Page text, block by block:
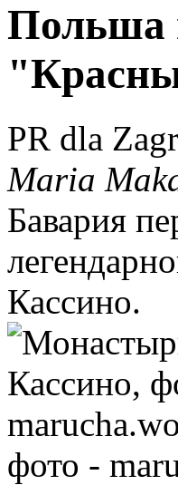
Польша
PR dla
Maria
Бавария
Кассино.
фото -